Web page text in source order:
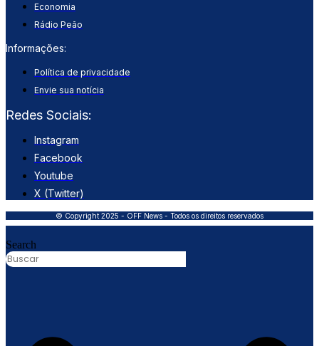
Economia
Rádio Peão
Informações:
Política de privacidade
Envie sua notícia
Redes Sociais:
Instagram
Facebook
Youtube
X (Twitter)
© Copyright 2025 - OFF News - Todos os direitos reservados
Search